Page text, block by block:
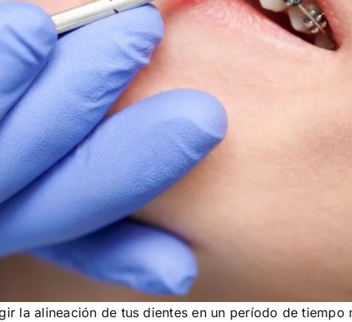
la alineación de tus dientes en un período de tiempo